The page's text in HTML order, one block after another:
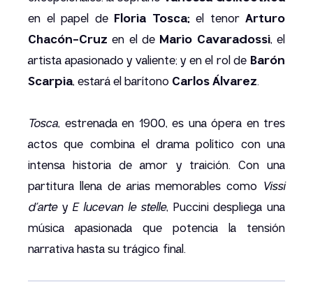
en el papel de Floria Tosca;el tenor Arturo
Chacón-Cruz en el de Mario Cavaradossi, el
artista apasionado y valiente; y en el rol de Barón
Scarpia, estará el barítono Carlos Álvarez.
Tosca, estrenada en 1900, es una ópera en tres
actos que combina el drama político con una
intensa historia de amor y traición. Con una
partitura llena de arias memorables como Vissi
d’artey E lucevan le stelle, Puccini despliega una
música apasionada que potencia la tensión
narrativa hasta su trágico final.